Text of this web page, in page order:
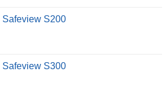
₫16,500,000.là:
Safeview S200
Safeview S300